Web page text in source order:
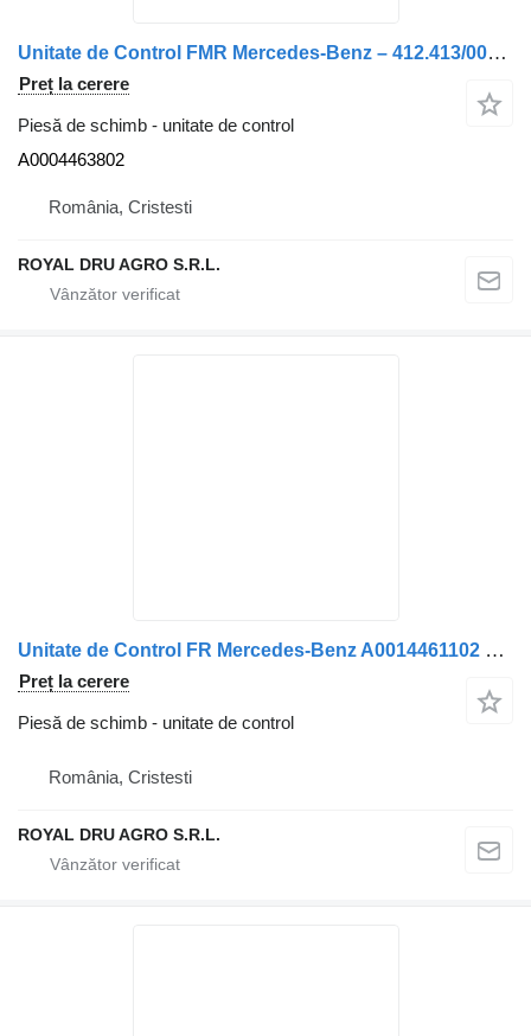
Unitate de Control FMR Mercedes-Benz – 412.413/009/000 A0004463802 pentru camion VDO Elektronik FMR 24V
Preț la cerere
Piesă de schimb - unitate de control
A0004463802
România, Cristesti
ROYAL DRU AGRO S.R.L.
Unitate de Control FR Mercedes-Benz A0014461102 pentru camion VDO A2C53881758
Preț la cerere
Piesă de schimb - unitate de control
România, Cristesti
ROYAL DRU AGRO S.R.L.